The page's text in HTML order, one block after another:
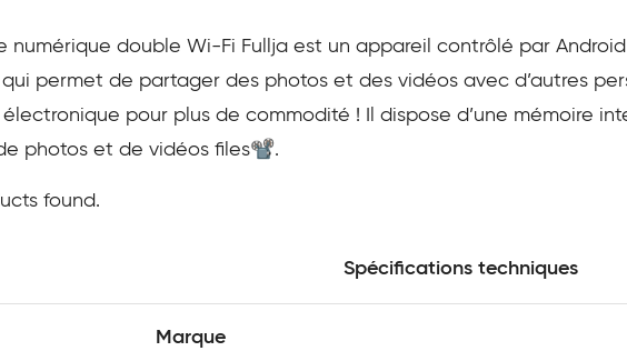
numérique double Wi-Fi Fullja est un appareil contrôlé par
qui permet de partager des photos et des vidéos avec d’autres
pour plus de commodité ! Il dispose d’une mémoire
photos et de vidéos files📽️.
found.
Spécifications techniques
Marque